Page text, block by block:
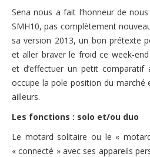
Sena nous a fait l’honneur de
SMH10, pas complètement
sa version 2013, un bon prétexte
et aller braver le froid ce week-
et d’effectuer un petit comparatif
occupe la pole position du marché
ailleurs.
Les fonctions : solo et/ou duo
Le motard solitaire ou le «
« connecté » avec ses appareils